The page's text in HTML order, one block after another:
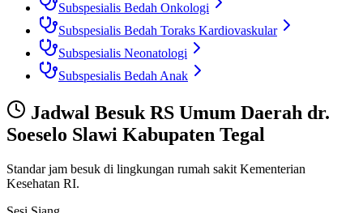
Subspesialis Bedah Onkologi
Subspesialis Bedah Toraks Kardiovaskular
Subspesialis Neonatologi
Subspesialis Bedah Anak
Jadwal Besuk RS Umum Daerah dr.
Soeselo Slawi Kabupaten Tegal
Standar jam besuk di lingkungan rumah sakit Kementerian
Kesehatan RI.